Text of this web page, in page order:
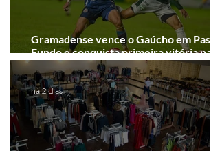
Gramadense vence o Gaúcho em Passo
Fundo e conquista primeira vitória na
Série A2
há 2 dias